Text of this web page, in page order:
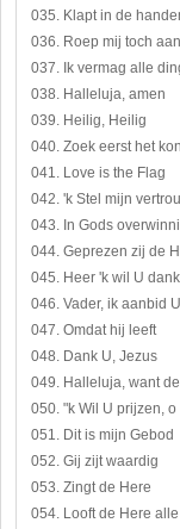
035. Klapt in de
036. Roep mij toch aan
037. Ik vermag alle
038. Halleluja, amen
039. Heilig, Heilig
040. Zoek eerst het
041. Love is the Flag
042. 'k Stel mijn
043. In Gods
044. Geprezen zij de
045. Heer 'k wil U
046. Vader, ik aanbid U
047. Omdat hij leeft
048. Dank U, Jezus
049. Halleluja, want
050. "k Wil U prijzen, o
051. Dit is mijn Gebod
052. Gij zijt waardig
053. Zingt de Here
054. Looft de Here